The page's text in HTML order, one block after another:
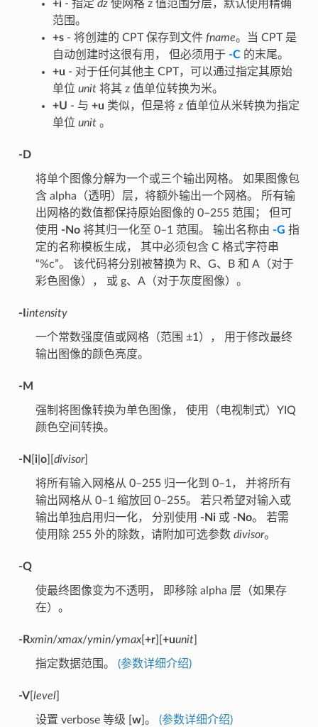
+i - 指定 dz使网格 z 值范围分层，默认使用精确
范围。
+s- 将创建的 CPT 保存到文件 fname。当 CPT 是
自动创建时这很有用， 但必须用于 -C的末尾。
+u - 对于任何其他主 CPT，可以通过指定其原始
单位 unit将其 z 值单位转换为米。
+U - 与 +u 类似，但是将 z 值单位从米转换为指定
单位 unit。
-D
将单个图像分解为一个或三个输出网格。 如果图像包
含 alpha（透明）层，将额外输出一个网格。 所有输
出网格的数值都保持原始图像的 0–255 范围； 但可
使用 -No将其归一化至 0–1 范围。 输出名称由 -G 指
定的名称模板生成， 其中必须包含 C 格式字符串
“%c”。 该代码将分别被替换为 R、G、B 和 A（对于
彩色图像）， 或 g、A（对于灰度图像）。
-I intensity
一个常数强度值或网格（范围 ±1）， 用于修改最终
输出图像的颜色亮度。
-M
强制将图像转换为单色图像， 使用（电视制式）YIQ
颜色空间转换。
-N i| o][ divisor]
将所有输入网格从 0–255 归一化到 0–1， 并将所有
输出网格从 0–1 缩放回 0–255。 若只希望对输入或
输出单独启用归一化， 分别使用 -Ni或 -No。 若需
使用除 255 外的除数，请附加可选参数 divisor。
-Q
使最终图像变为不透明， 即移除 alpha 层（如果存
在）。
-Rxmin/xmax/ymin/ymax[ +r][ +uunit]
指定数据范围。 (参数详细介绍)
-V[ level]
设置 verbose 等级 [ w]。 (参数详细介绍)